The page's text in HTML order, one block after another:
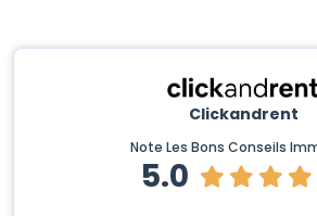
Clickandrent
Note Les Bons Conseils
5.0